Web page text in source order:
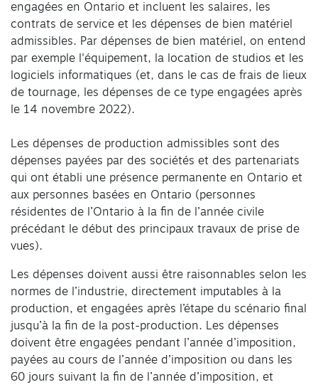
engagées en Ontario et incluent les salaires, les
contrats de service et les dépenses de bien matériel
admissibles. Par dépenses de bien matériel, on entend
par exemple l'équipement, la location de studios et les
logiciels informatiques (et, dans le cas de frais de lieux
de tournage, les dépenses de ce type engagées après
le 14 novembre 2022).
Les dépenses de production admissibles sont des
dépenses payées par des sociétés et des partenariats
qui ont établi une présence permanente en Ontario et
aux personnes basées en Ontario (personnes
résidentes de l’Ontario à la fin de l’année civile
précédant le début des principaux travaux de prise de
vues).
Les dépenses doivent aussi être raisonnables selon les
normes de l’industrie, directement imputables à la
production, et engagées après l’étape du scénario final
jusqu’à la fin de la post-production. Les dépenses
doivent être engagées pendant l’année d’imposition,
payées au cours de l’année d’imposition ou dans les
60 jours suivant la fin de l’année d’imposition, et